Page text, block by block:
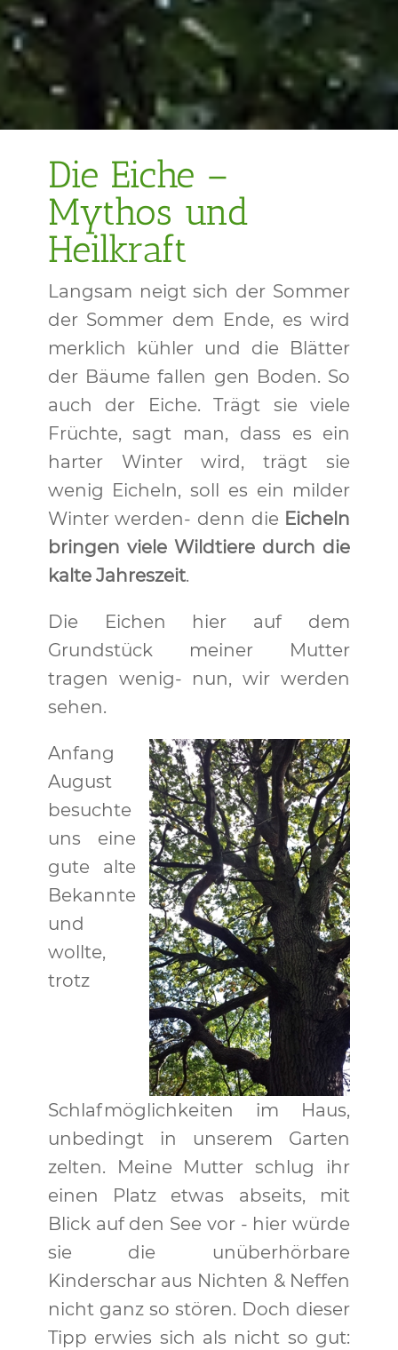
Die Eiche –
Mythos und
Heilkraft
Langsam neigt sich der Sommer
der Sommer dem Ende, es wird
merklich kühler und die Blätter
der Bäume fallen gen Boden. So
auch der Eiche. Trägt sie viele
Früchte, sagt man, dass es ein
harter Winter wird, trägt sie
wenig Eicheln, soll es ein milder
Winter werden- denn die Eicheln
bringen viele Wildtiere durch die
kalte Jahreszeit.
Die Eichen hier auf dem
Grundstück meiner Mutter
tragen wenig- nun, wir werden
sehen.
Anfang
August
besuchte
uns eine
gute alte
Bekannte
und
wollte,
trotz
Schlafmöglichkeiten im Haus,
unbedingt in unserem Garten
zelten. Meine Mutter schlug ihr
einen Platz etwas abseits, mit
Blick auf den See vor - hier würde
sie die unüberhörbare
Kinderschar aus Nichten & Neffen
nicht ganz so stören. Doch dieser
Tipp erwies sich als nicht so gut: